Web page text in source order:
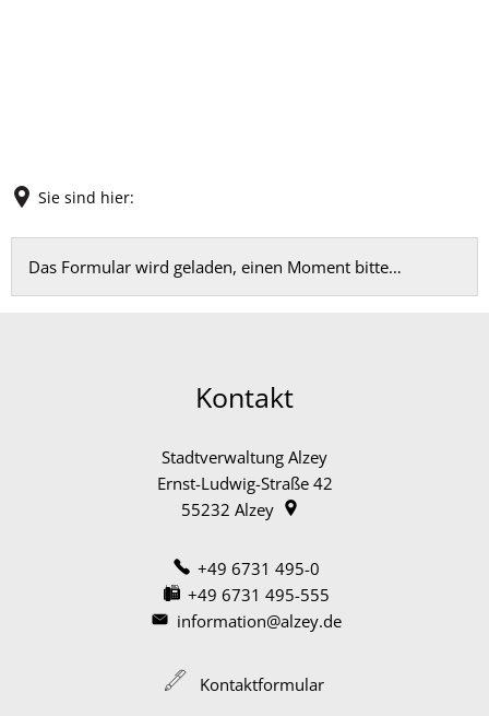
Sie sind hier:
Feedback
Das Formular wird geladen, einen Moment bitte…
Kontakt
Stadtverwaltung Alzey
Ernst-Ludwig-Straße 42
55232 Alzey
+49 6731 495-0
+49 6731 495-555
information@alzey.de
Kontaktformular